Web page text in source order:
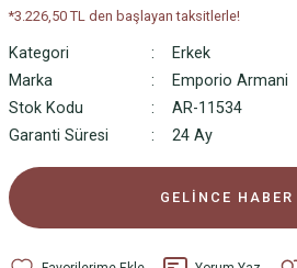
*3.226,50 TL den başlayan taksitlerle!
Kategori
Erkek
Marka
Emporio Armani
Stok Kodu
AR-11534
Garanti Süresi
24 Ay
GELİNCE HABER